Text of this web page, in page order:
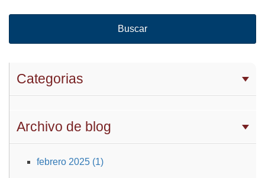
Buscar
Categorias
Archivo de blog
febrero 2025 (1)